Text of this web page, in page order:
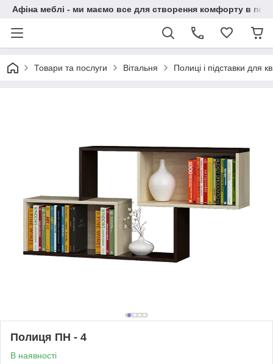
Афіна меблі - ми маємо все для створення комфорту в
Товари та послуги Вітальня Полиці і підставки для
Полиця ПН - 4
В наявності